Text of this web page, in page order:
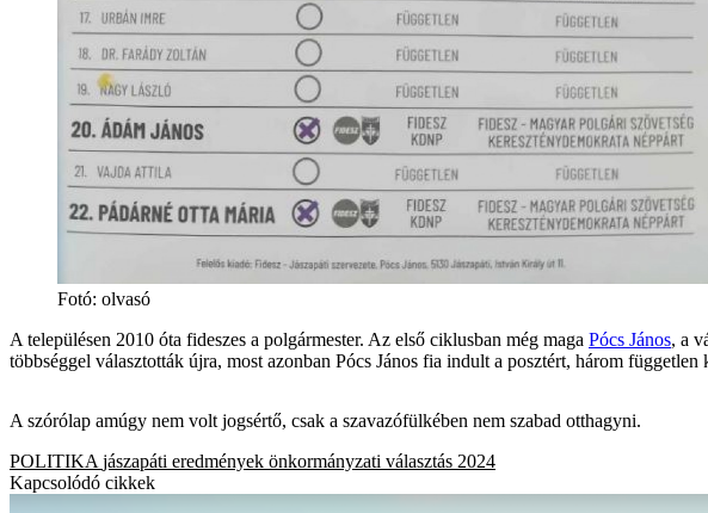
Fotó: olvasó
A településen 2010 óta fideszes a polgármester. Az első ciklusban még maga Pócs János, a
többséggel választották újra, most azonban Pócs János fia indult a posztért, három független
A szórólap amúgy nem volt jogsértő, csak a szavazófülkében nem szabad otthagyni.
POLITIKA jászapáti eredmények önkormányzati választás 2024
Kapcsolódó cikkek